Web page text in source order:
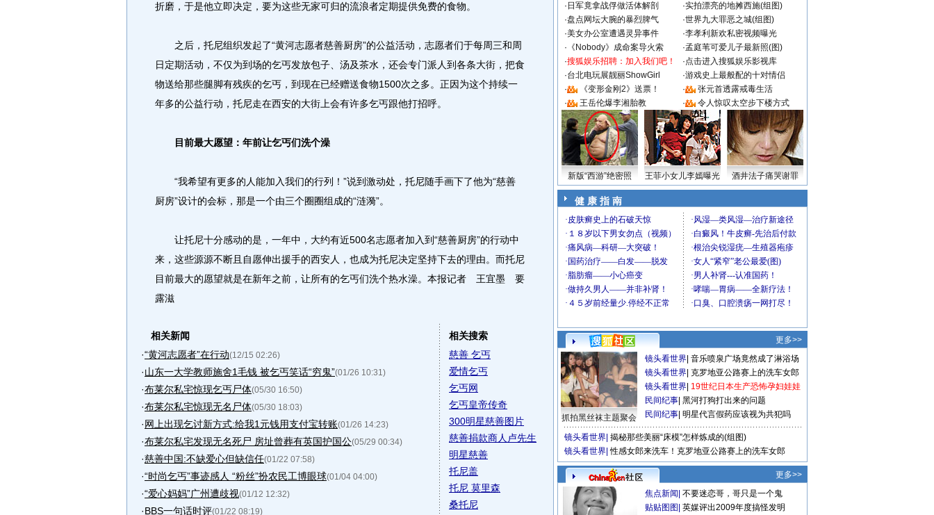
折磨，于是他立即决定，要为这些无家可归的流浪者定期提供免费的食物。
之后，托尼组织发起了“黄河志愿者慈善厨房”的公益活动，志愿者们于每周三和周
日定期活动，不仅为到场的乞丐发放包子、汤及茶水，还会专门派人到各条大街，把食
物送给那些腿脚有残疾的乞丐，到现在已经赠送食物1500次之多。正因为这个持续一
年多的公益行动，托尼走在西安的大街上会有许多乞丐跟他打招呼。
目前最大愿望：年前让乞丐们洗个澡
“我希望有更多的人能加入我们的行列！”说到激动处，托尼随手画下了他为“慈善
厨房”设计的会标，那是一个由三个圈圈组成的“涟漪”。
让托尼十分感动的是，一年中，大约有近500名志愿者加入到“慈善厨房”的行动中
来，这些源源不断且自愿伸出援手的西安人，也成为托尼决定坚持下去的理由。而托尼
目前最大的愿望就是在新年之前，让所有的乞丐们洗个热水澡。本报记者 王宜墨 要
露滋
相关新闻
·“黄河志愿者”在行动(12/15 02:26)
·山东一大学教师施舍1毛钱 被乞丐笑话“穷鬼”(01/26 10:31)
·布莱尔私宅惊现乞丐尸体(05/30 16:50)
·布莱尔私宅惊现无名尸体(05/30 18:03)
·网上出现乞讨新方式:给我1元钱用支付宝转账(01/26 14:23)
·布莱尔私宅发现无名死尸 房址曾葬有英国护国公(05/29 00:34)
·慈善中国:不缺爱心但缺信任(01/22 07:58)
·“时尚乞丐”事迹感人 “粉丝”扮农民工博眼球(01/04 04:00)
·“爱心妈妈”广州遭歧视(01/12 12:32)
·BBS一句话时评(01/22 08:19)
相关搜索
慈善 乞丐
爱情乞丐
乞丐网
乞丐皇帝传奇
300明星慈善图片
慈善捐款商人卢先生
明星慈善
托尼盖
托尼 莫里森
桑托尼
· 日军竟拿战俘做活体解剖 ·实拍漂亮的地摊西施(组图)
·盘点网坛大腕的暴烈脾气 ·世界九大罪恶之城(组图)
·美女办公室遭遇灵异事件 ·李孝利新欢私密视频曝光
· 《Nobody》成命案导火索 ·孟庭苇可爱儿子最新照(图)
·搜狐娱乐招聘：加入我们吧！ ·点击进入搜狐娱乐影视库
·台北电玩展靓丽ShowGirl ·游戏史上最般配的十对情侣
·
《变形金刚2》送票！ ·
张元首透露戒毒生活
·
王岳伦爆李湘胎教 · 令人惊叹太空步下楼方式
新版“西游”绝密照 王菲小女儿李嫣曝光 酒井法子痛哭谢罪
健 康 指 南
更多>>
抓拍黑丝袜主题聚会
镜头看世界 音乐喷泉广场竟然成了淋浴场
镜头看世界 克罗地亚公路赛上的洗车女郎
镜头看世界 19世纪日本生产恐怖孕妇娃娃
民间纪事 黑河打狗打出来的问题
民间纪事 明星代言假药应该视为共犯吗
镜头看世界 揭秘那些美丽“床模”怎样炼成的(组图)
镜头看世界 性感女郎来洗车！克罗地亚公路赛上的洗车女郎
更多>>
焦点新闻 不要迷恋哥，哥只是一个鬼
贴贴图图 英媒评出2009年度搞怪发明